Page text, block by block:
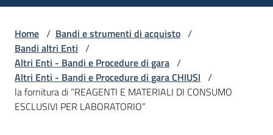
telematici
L'Agenzia
Home / Bandi e strumenti di acquisto /
Bandi altri Enti /
Altri Enti - Bandi e Procedure di gara /
Altri Enti - Bandi e Procedure di gara CHIUSI /
la fornitura di “REAGENTI E MATERIALI DI CONSUMO
ESCLUSIVI PER LABORATORIO”